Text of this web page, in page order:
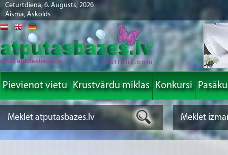
Ceturtdiena, 6. Augusts, 2026
Aisma, Askolds
info@atputasbazes.lv
Pievienot vietu Krustvārdu mīklas Konkursi